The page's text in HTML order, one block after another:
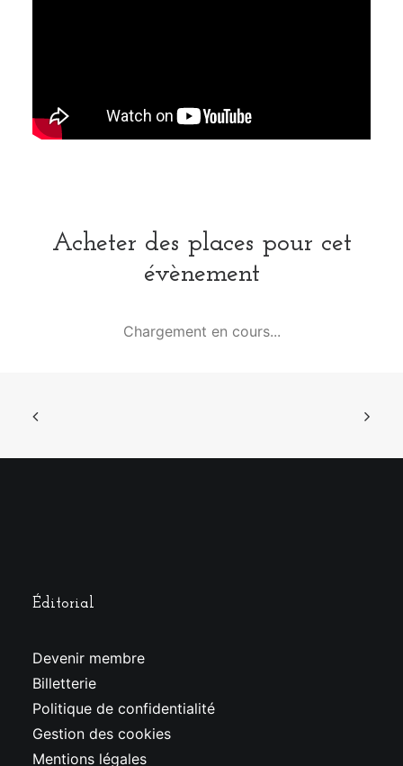
Acheter des places pour cet
évènement
Chargement en cours...
Éditorial
Devenir membre
Billetterie
Politique de confidentialité
Gestion des cookies
Mentions légales